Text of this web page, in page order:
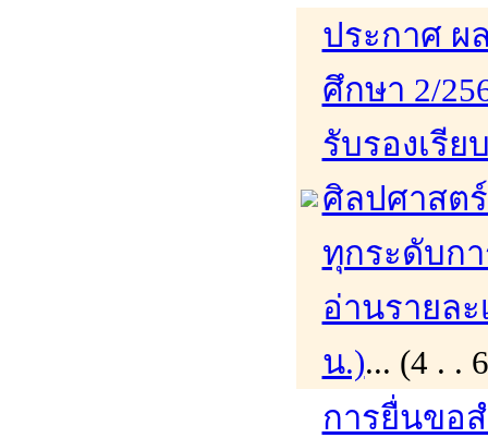
ประกาศ ผ
ศึกษา 2/
รับรองเรี
ศิลปศาสต
ทุกระดับก
อ่านรายละ
น.)... (4 .
การยื่นขอ